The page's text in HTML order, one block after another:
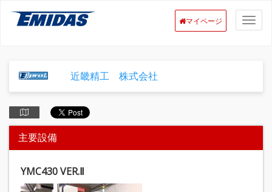
マイページ
近畿精工 株式会社
主要設備
YMC430 VER.Ⅱ